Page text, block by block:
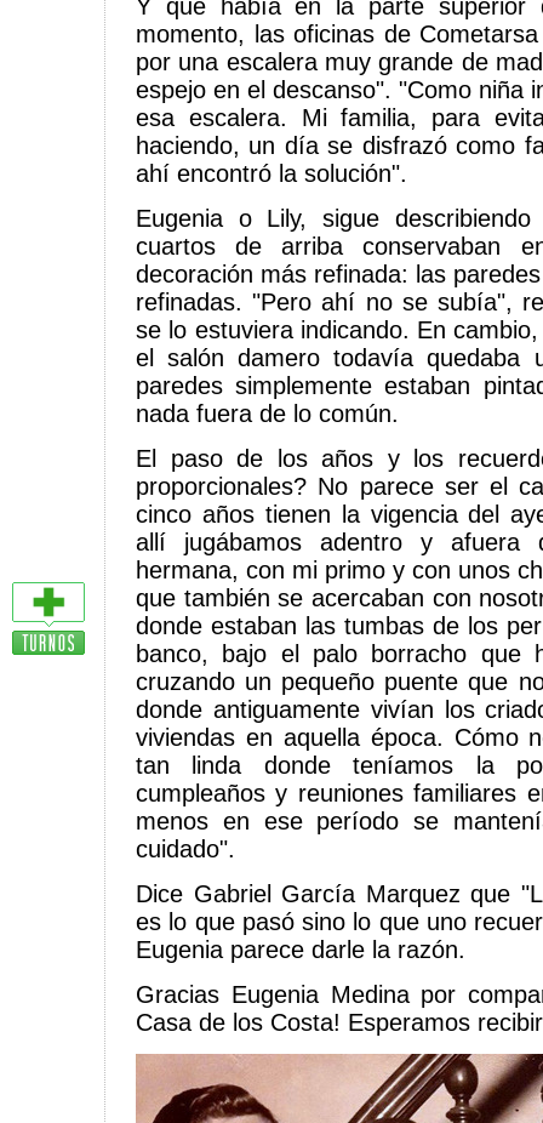
Y qué había en la parte superior
momento, las oficinas de
por una escalera muy grande de
espejo en el descanso". "Como niña
esa escalera. Mi familia, para
haciendo, un día se disfrazó como
ahí encontró la solución".
Eugenia o Lily, sigue
cuartos de arriba conservaban
decoración más refinada: las
refinadas. "Pero ahí no se subía",
se lo estuviera indicando. En
el salón damero todavía quedaba
paredes simplemente estaban
nada fuera de lo común.
El paso de los años y los
proporcionales? No parece ser el
cinco años tienen la vigencia del
allí jugábamos adentro y
hermana, con mi primo y con unos
que también se acercaban con
donde estaban las tumbas de los
banco, bajo el palo borracho que
cruzando un pequeño puente que
donde antiguamente vivían los
viviendas en aquella época. Cómo
tan linda donde teníamos la
cumpleaños y reuniones familiares
menos en ese período se
cuidado".
Dice Gabriel García Marquez que
es lo que pasó sino lo que uno
Eugenia parece darle la razón.
Gracias Eugenia Medina por
Casa de los Costa! Esperamos